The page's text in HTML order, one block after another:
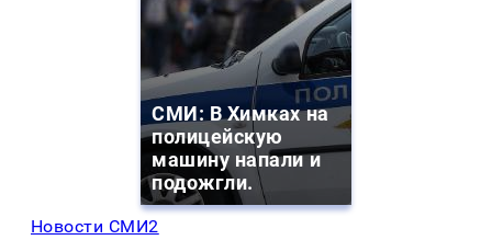
СМИ: В Химках на
полицейскую
машину напали и
подожгли.
Новости СМИ2